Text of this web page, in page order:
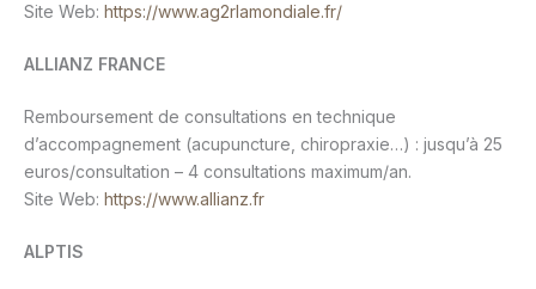
Site Web: https://www.ag2rlamondiale.fr/
ALLIANZ FRANCE
Remboursement de consultations en technique
d’accompagnement (acupuncture, chiropraxie…) : jusqu’à 25
euros/consultation – 4 consultations maximum/an.
Site Web: https://www.allianz.fr
ALPTIS